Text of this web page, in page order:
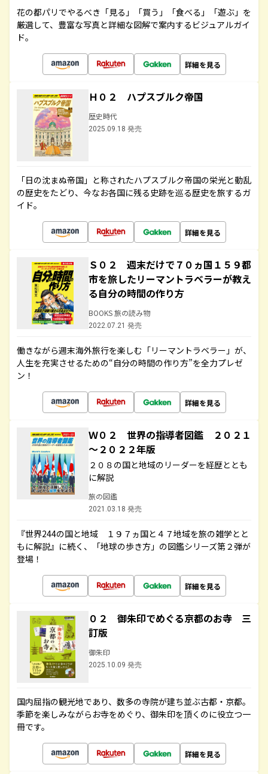
花の都パリでやるべき「見る」「買う」「食べる」「遊ぶ」を
厳選して、豊富な写真と詳細な図解で案内するビジュアルガイ
ド。
詳細を見る
Ｈ０２ ハプスブルク帝国
歴史時代
2025.09.18 発売
「日の沈まぬ帝国」と称されたハプスブルク帝国の栄光と動乱
の歴史をたどり、今なお各国に残る史跡を巡る歴史を旅するガ
イド。
詳細を見る
Ｓ０２ 週末だけで７０ヵ国１５９都
市を旅したリーマントラベラーが教え
る自分の時間の作り方
BOOKS 旅の読み物
2022.07.21 発売
働きながら週末海外旅行を楽しむ「リーマントラベラー」が、
人生を充実させるための“自分の時間の作り方”を全力プレゼ
ン！
詳細を見る
Ｗ０２ 世界の指導者図鑑 ２０２１
～２０２２年版
２０８の国と地域のリーダーを経歴ととも
に解説
旅の図鑑
2021.03.18 発売
『世界244の国と地域 １９７ヵ国と４７地域を旅の雑学とと
もに解説』に続く、「地球の歩き方」の図鑑シリーズ第２弾が
登場！
詳細を見る
０２ 御朱印でめぐる京都のお寺 三
訂版
御朱印
2025.10.09 発売
国内屈指の観光地であり、数多の寺院が建ち並ぶ古都・京都。
季節を楽しみながらお寺をめぐり、御朱印を頂くのに役立つ一
冊です。
詳細を見る